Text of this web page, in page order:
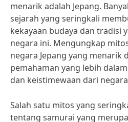
menarik adalah Jepang.
sejarah yang seringkali
kekayaan budaya dan tradisi
negara ini. Mengungkap
negara Jepang yang menarik
pemahaman yang lebih
dan keistimewaan dari
Salah satu mitos yang
tentang samurai yang